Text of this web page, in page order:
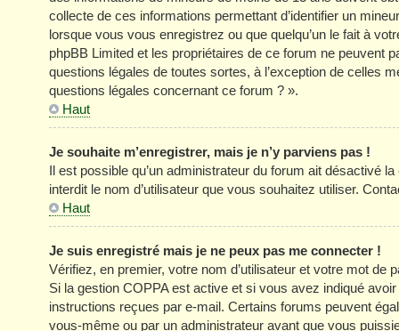
collecte de ces informations permettant d’identifier un
lorsque vous vous enregistrez ou que quelqu’un le fait à
phpBB Limited et les propriétaires de ce forum ne peuvent
questions légales de toutes sortes, à l’exception de celles
questions légales concernant ce forum ? ».
Haut
Je souhaite m’enregistrer, mais je n’y parviens pas !
Il est possible qu’un administrateur du forum ait désactivé
interdit le nom d’utilisateur que vous souhaitez utiliser.
Haut
Je suis enregistré mais je ne peux pas me connecter !
Vérifiez, en premier, votre nom d’utilisateur et votre mot de
Si la gestion COPPA est active et si vous avez indiqué
instructions reçues par e-mail. Certains forums peuvent
vous-même ou par un administrateur avant que vous